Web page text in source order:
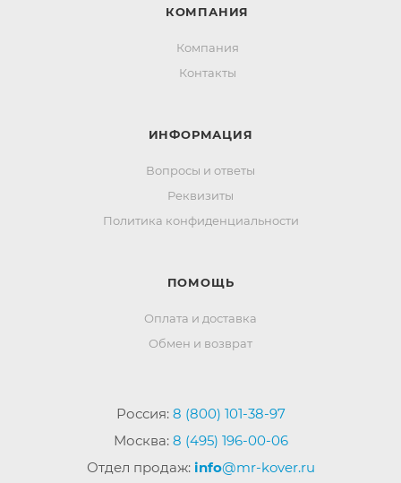
КОМПАНИЯ
Компания
Контакты
ИНФОРМАЦИЯ
Вопросы и ответы
Реквизиты
Политика конфиденциальности
ПОМОЩЬ
Оплата и доставка
Обмен и возврат
Россия: 8 (800) 101-38-97
Москва: 8 (495) 196-00-06
Отдел продаж: info@mr-kover.ru